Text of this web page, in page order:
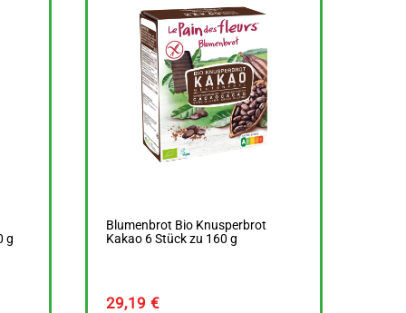
g
Blumenbrot Bio Knusperbrot
Kakao 6 Stück zu 160 g
29,19 €